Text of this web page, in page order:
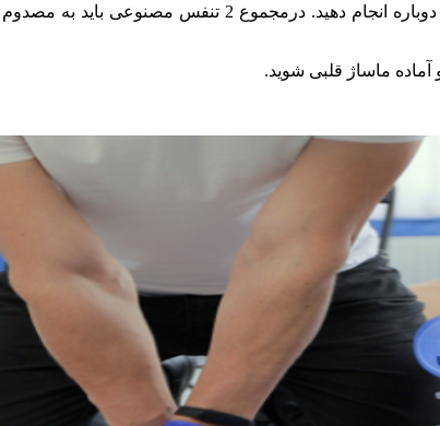
زمانی‌که بازدم خود را فرستادید، سریع خود را از مصدوم جدا کنید و 1 ثانیه
آماده ماساژ قلبی شوید.